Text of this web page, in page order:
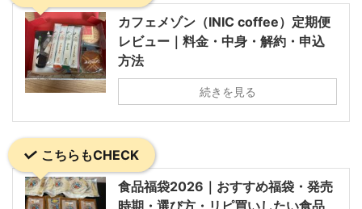
カフェメゾン（INIC coffee）定期便
レビュー｜料金・中身・解約・申込
方法
続きを見る
こちらもCHECK
食品福袋2026｜おすすめ福袋・発売